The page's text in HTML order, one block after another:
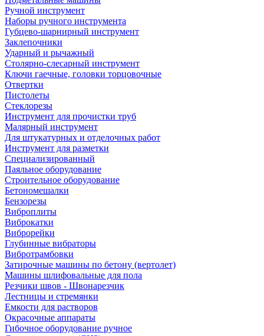
Ручной инструмент
Наборы ручного инструмента
Губцево-шарнирный инструмент
Заклепочники
Ударный и рычажный
Столярно-слесарный инструмент
Ключи гаечные, головки торцовочные
Отвертки
Пистолеты
Стеклорезы
Инструмент для прочистки труб
Малярный инструмент
Для штукатурных и отделочных работ
Инструмент для разметки
Специализированный
Паяльное оборудование
Строительное оборудование
Бетономешалки
Бензорезы
Виброплиты
Виброкатки
Виброрейки
Глубинные вибраторы
Вибротрамбовки
Затирочные машины по бетону (вертолет)
Машины шлифовальные для пола
Резчики швов - Швонарезчик
Лестницы и стремянки
Емкости для растворов
Окрасочные аппараты
Гибочное оборудование ручное